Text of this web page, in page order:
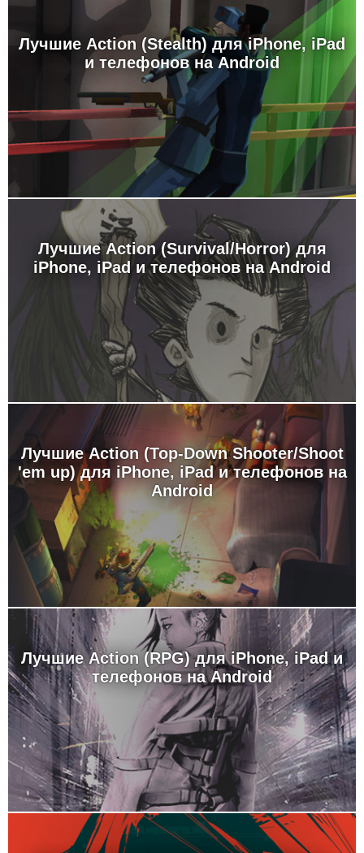
Лучшие Action (Stealth) для iPhone, iPad
и телефонов на Android
Лучшие Action (Survival/Horror) для
iPhone, iPad и телефонов на Android
Лучшие Action (Top-Down Shooter/Shoot
'em up) для iPhone, iPad и телефонов на
Android
Лучшие Action (RPG) для iPhone, iPad и
телефонов на Android